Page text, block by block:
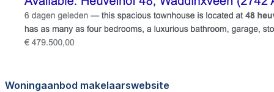
Woningaanbod makelaarswebsite